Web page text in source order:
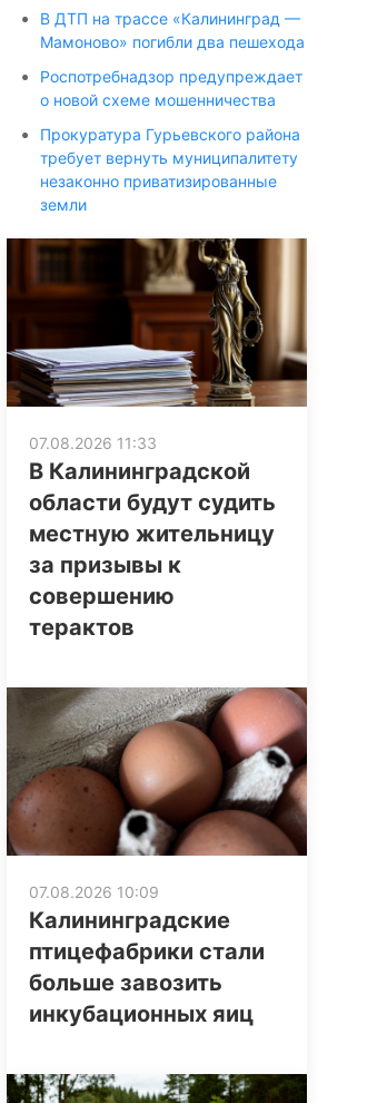
В ДТП на трассе «Калининград —
Мамоново» погибли два пешехода
Роспотребнадзор предупреждает
о новой схеме мошенничества
Прокуратура Гурьевского района
требует вернуть муниципалитету
незаконно приватизированные
земли
07.08.2026 11:33
В Калининградской
области будут судить
местную жительницу
за призывы к
совершению
терактов
07.08.2026 10:09
Калининградские
птицефабрики стали
больше завозить
инкубационных яиц